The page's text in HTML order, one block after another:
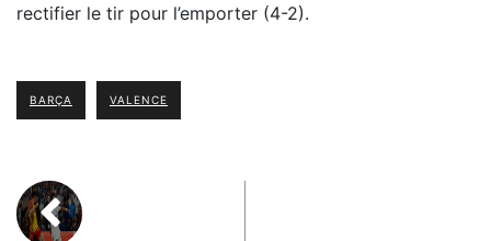
rectifier le tir pour l’emporter (4-2).
BARÇA VALENCE